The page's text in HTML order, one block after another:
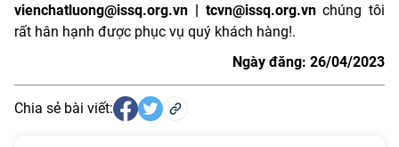
vienchatluong@issq.org.vn | tcvn@issq.org.vnchúng tôi
rất hân hạnh được phục vụ quý khách hàng!.
Ngày đăng: 26/04/2023
Chia sẻ bài viết: